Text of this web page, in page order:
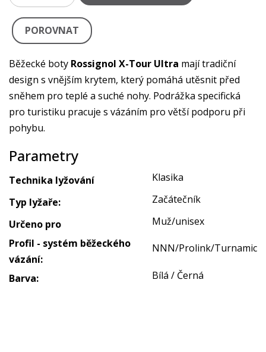
POROVNAT
Běžecké boty Rossignol X-Tour Ultra mají tradiční
design s vnějším krytem, který pomáhá utěsnit před
sněhem pro teplé a suché nohy. Podrážka specifická
pro turistiku pracuje s vázáním pro větší podporu při
pohybu.
Parametry
Technika lyžování
Klasika
Typ lyžaře:
Začátečník
Určeno pro
Muž/unisex
Profil - systém běžeckého
vázání:
NNN/Prolink/Turnamic
Barva: Bílá / Černá